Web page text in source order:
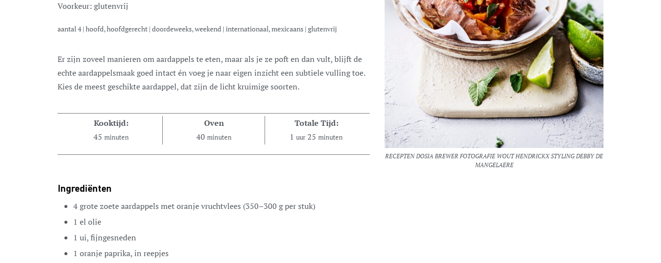
Voorkeur: glutenvrij
aantal4| hoofd, hoofdgerecht | doordeweeks, weekend | internationaal, mexicaans | glutenvrij
Er zijn zoveel manieren om aardappels te eten, maar als je ze poft en dan vult, blijft de
echte aardappelsmaak goed intact én voeg je naar eigen inzicht een subtiele vulling toe.
Kies de meest geschikte aardappel, dat zijn de licht kruimige soorten.
Kooktijd:
45 minuten
Oven
40 minuten
Totale Tijd:
1 uur 25 minuten
Ingrediënten
4grote zoete aardappels met oranje vruchtvlees (350–300 g per stuk)
1 el olie
1 ui,fijngesneden
1 oranje paprika,in reepjes
RECEPTEN DOSIA BREWER FOTOGRAFIE WOUT HENDRICKX STYLING DEBBY DE
MANGELAERE